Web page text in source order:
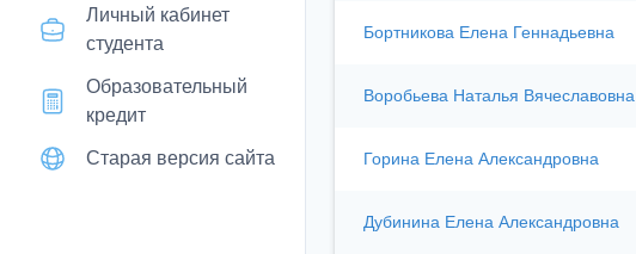
Личный кабинет
студента
Образовательный
кредит
Старая версия сайта
Бортникова Елена Геннадьевна
Воробьева Наталья Вячеславовна
Горина Елена Александровна
Дубинина Елена Александровна